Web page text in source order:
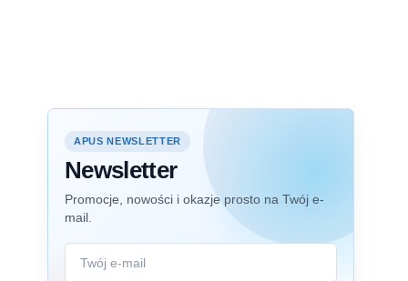
APUS NEWSLETTER
Newsletter
Promocje, nowości i okazje prosto na Twój e-
mail.